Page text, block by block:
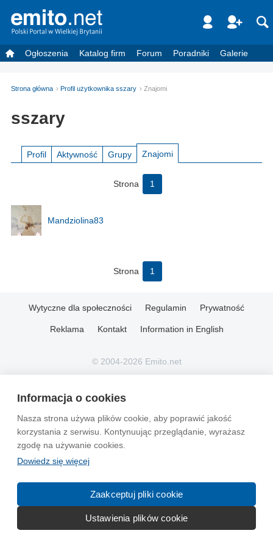
Informacja o cookies
Nasza strona używa plików cookie, aby poprawić jakość
korzystania z serwisu. Kontynuując przeglądanie, wyrażasz
zgodę na używanie cookies.
Dowiedz się więcej
Zaakceptuj pliki cookie
Ustawienia plików cookie
Ogłoszenia Katalog firm Forum Poradniki Galerie
Strona główna Profil użytkownika sszary Znajomi
sszary
Profil Aktywność Grupy Znajomi
Strona 1
Mandziolina83
Strona 1
Wytyczne dla społeczności Regulamin Prywatność
Reklama Kontakt Information in English
© 2004-2026 Emito.net